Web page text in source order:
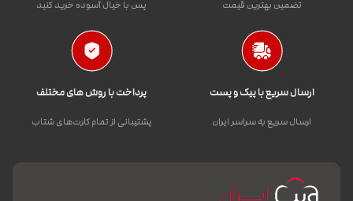
تضمین بهترین قیمت پس با خیال آسوده خرید کنید
ارسال سریع با پیک و پست
ارسال سریع به سراسر ایران
پرداخت با روش های مختلف
پشتیبانی از تمام کارت‌های شتاب